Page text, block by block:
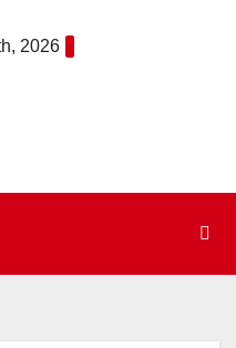
2026